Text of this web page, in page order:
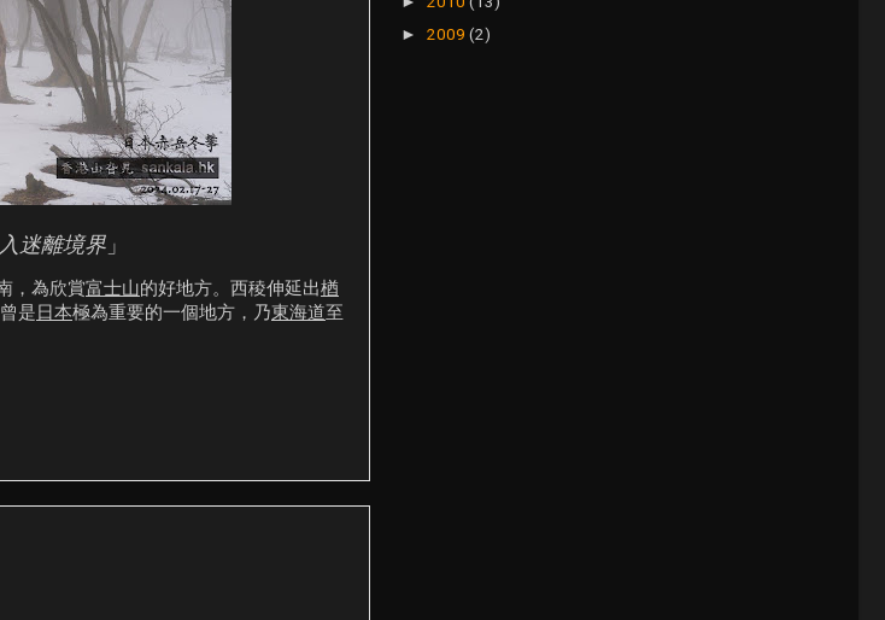
迷離境界 」
，為欣賞富士山的好地方。西稜伸延出楢
是 日本極為重要的一個地方，乃東海道至
► 2009 (2)